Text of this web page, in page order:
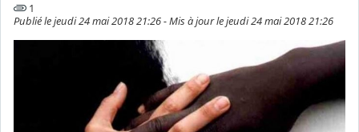
1
Publié le jeudi 24 mai 2018 21:26 - Mis à jour le jeudi 24 mai 2018 21:26